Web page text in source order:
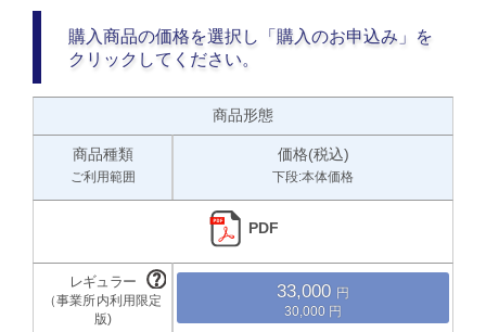
購入商品の価格を選択し「購入のお申込み」を
クリックしてください。
商品形態
商品種類
ご利用範囲
価格(税込)
下段:本体価格
PDF
33,000
30,000